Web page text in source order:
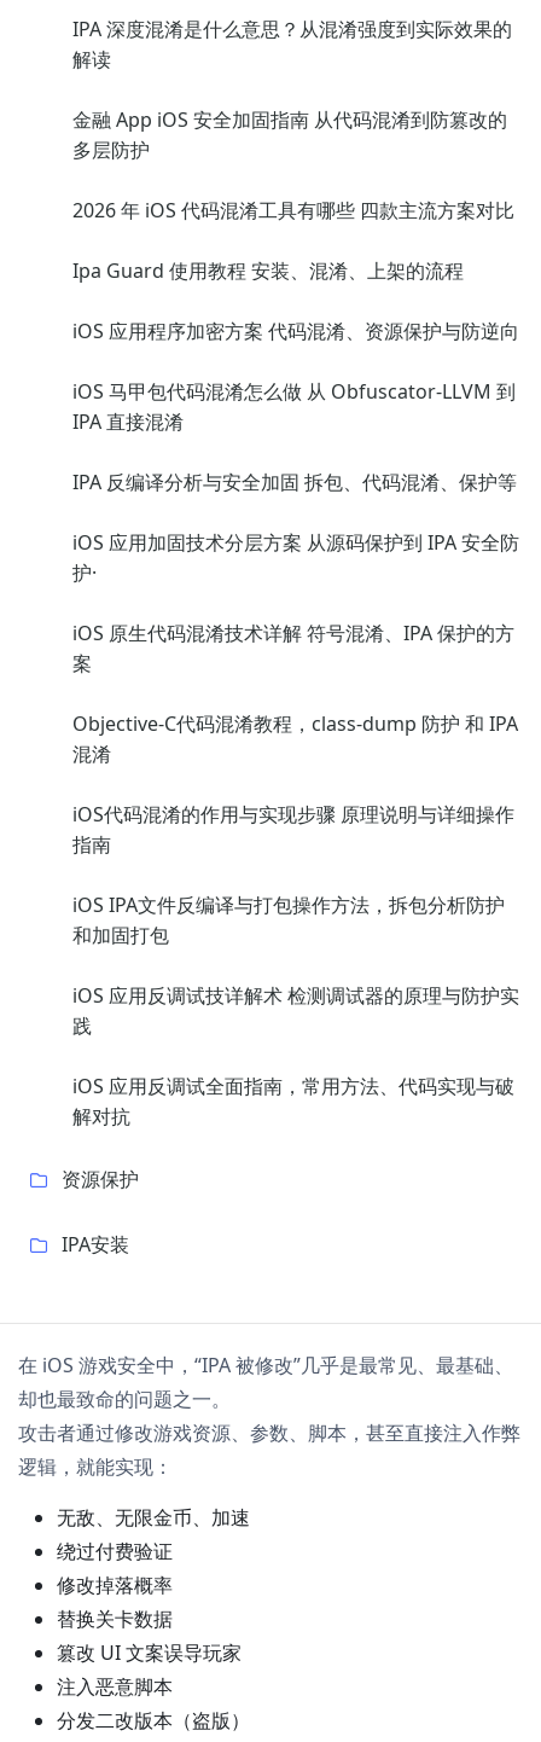
IPA 深度混淆是什么意思？从混淆强度到实际效果的
解读
金融 App iOS 安全加固指南 从代码混淆到防篡改的
多层防护
2026 年 iOS 代码混淆工具有哪些 四款主流方案对比
Ipa Guard 使用教程 安装、混淆、上架的流程
iOS 应用程序加密方案 代码混淆、资源保护与防逆向
iOS 马甲包代码混淆怎么做 从 Obfuscator-LLVM 到
IPA 直接混淆
IPA 反编译分析与安全加固 拆包、代码混淆、保护等
iOS 应用加固技术分层方案 从源码保护到 IPA 安全防
护·
iOS 原生代码混淆技术详解 符号混淆、IPA 保护的方
案
Objective-C代码混淆教程，class-dump 防护 和 IPA
混淆
iOS代码混淆的作用与实现步骤 原理说明与详细操作
指南
iOS IPA文件反编译与打包操作方法，拆包分析防护
和加固打包
iOS 应用反调试技详解术 检测调试器的原理与防护实
践
iOS 应用反调试全面指南，常用方法、代码实现与破
解对抗
资源保护
IPA安装
在 iOS 游戏安全中，“IPA 被修改”几乎是最常见、最基础、
却也最致命的问题之一。
攻击者通过修改游戏资源、参数、脚本，甚至直接注入作弊
逻辑，就能实现：
无敌、无限金币、加速
绕过付费验证
修改掉落概率
替换关卡数据
篡改 UI 文案误导玩家
注入恶意脚本
分发二改版本（盗版）